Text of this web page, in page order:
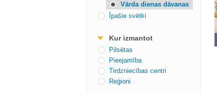
Vārda dienas dāvanas
Īpašie svētki
Kur izmantot
Pilsētas
Pieejamība
Tirdzniecības centri
Reģioni